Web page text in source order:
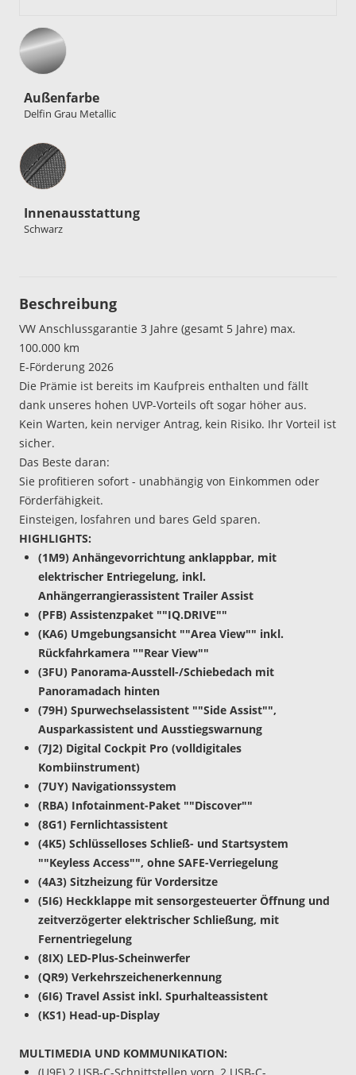
Außenfarbe
Delfin Grau Metallic
Innenausstattung
Innenausstattung
Schwarz
Beschreibung
VW Anschlussgarantie 3 Jahre (gesamt 5 Jahre) max.
100.000 km
E-Förderung 2026
Die Prämie ist bereits im Kaufpreis enthalten und fällt
dank unseres hohen UVP-Vorteils oft sogar höher aus.
Kein Warten, kein nerviger Antrag, kein Risiko. Ihr Vorteil ist
sicher.
Das Beste daran:
Sie profitieren sofort - unabhängig von Einkommen oder
Förderfähigkeit.
Einsteigen, losfahren und bares Geld sparen.
HIGHLIGHTS:
(1M9) Anhängevorrichtung anklappbar, mit
elektrischer Entriegelung, inkl.
Anhängerrangierassistent Trailer Assist
(PFB) Assistenzpaket ""IQ.DRIVE""
(KA6) Umgebungsansicht ""Area View"" inkl.
Rückfahrkamera ""Rear View""
(3FU) Panorama-Ausstell-/Schiebedach mit
Panoramadach hinten
(79H) Spurwechselassistent ""Side Assist"",
Ausparkassistent und Ausstiegswarnung
(7J2) Digital Cockpit Pro (volldigitales
Kombiinstrument)
(7UY) Navigationssystem
(RBA) Infotainment-Paket ""Discover""
(8G1) Fernlichtassistent
(4K5) Schlüsselloses Schließ- und Startsystem
""Keyless Access"", ohne SAFE-Verriegelung
(4A3) Sitzheizung für Vordersitze
(5I6) Heckklappe mit sensorgesteuerter Öffnung und
zeitverzögerter elektrischer Schließung, mit
Fernentriegelung
(8IX) LED-Plus-Scheinwerfer
(QR9) Verkehrszeichenerkennung
(6I6) Travel Assist inkl. Spurhalteassistent
(KS1) Head-up-Display
MULTIMEDIA UND KOMMUNIKATION:
(U9E) 2 USB-C-Schnittstellen vorn, 2 USB-C-